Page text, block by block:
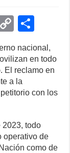
T
C
p
y
Li
k
ar
e
nacional,
en todo
El reclamo en
a la
con los
2023, todo
operativo de
como de